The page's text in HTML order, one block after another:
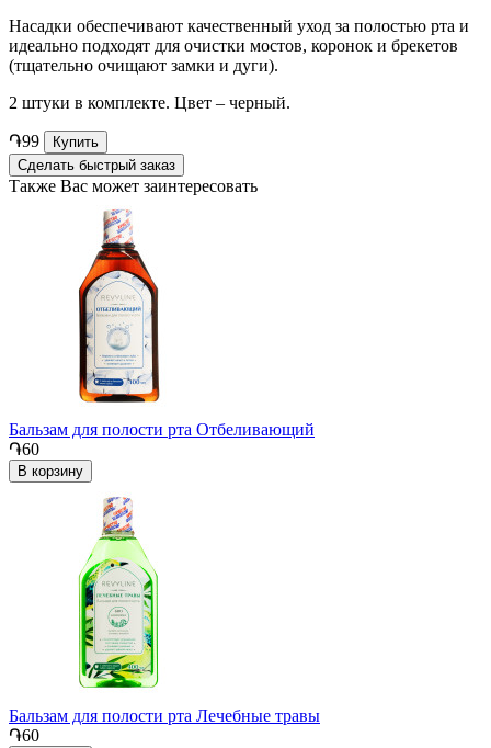
Насадки обеспечивают качественный уход за полостью рта и
идеально подходят для очистки мостов, коронок и брекетов
(тщательно очищают замки и дуги).
2 штуки в комплекте. Цвет – черный.
֏99
Купить
Сделать быстрый заказ
Также Вас может заинтересовать
Бальзам для полости рта Отбеливающий
֏60
В корзину
Бальзам для полости рта Лечебные травы
֏60